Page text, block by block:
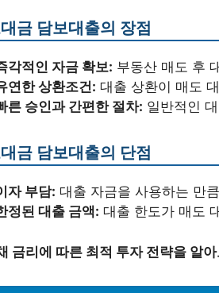
금 담보대출의 장점
각적인 자금 확보: 부동산 매도 후
연한 상환조건: 대출 상환이 매도
른 승인과 간편한 절차: 일반적인
금 담보대출의 단점
자 부담: 대출 자금을 사용하는 만
정된 대출 금액: 대출 한도가 매도
금리에 따른 최적 투자 전략을 알